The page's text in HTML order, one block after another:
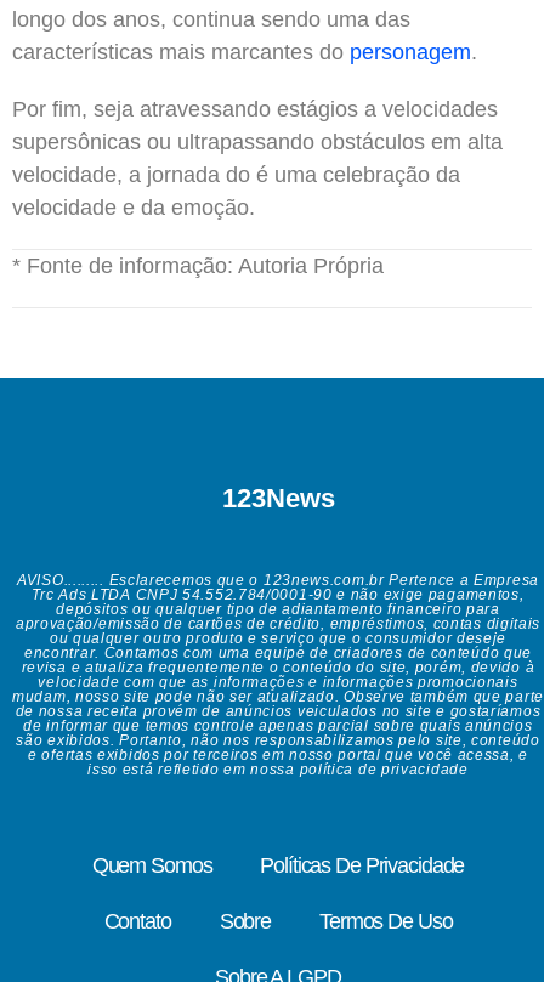
longo dos anos, continua sendo uma das
características mais marcantes do personagem.
Por fim, seja atravessando estágios a velocidades
supersônicas ou ultrapassando obstáculos em alta
velocidade, a jornada do é uma celebração da
velocidade e da emoção.
* Fonte de informação: Autoria Própria
123News
AVISO......... Esclarecemos que o 123news.com.br Pertence a Empresa
Trc Ads LTDA CNPJ 54.552.784/0001-90 e não exige pagamentos,
depósitos ou qualquer tipo de adiantamento financeiro para
aprovação/emissão de cartões de crédito, empréstimos, contas digitais
ou qualquer outro produto e serviço que o consumidor deseje
encontrar. Contamos com uma equipe de criadores de conteúdo que
revisa e atualiza frequentemente o conteúdo do site, porém, devido à
velocidade com que as informações e informações promocionais
mudam, nosso site pode não ser atualizado. Observe também que parte
de nossa receita provém de anúncios veiculados no site e gostaríamos
de informar que temos controle apenas parcial sobre quais anúncios
são exibidos. Portanto, não nos responsabilizamos pelo site, conteúdo
e ofertas exibidos por terceiros em nosso portal que você acessa, e
isso está refletido em nossa política de privacidade
Quem Somos Políticas De Privacidade
Contato Sobre Termos De Uso